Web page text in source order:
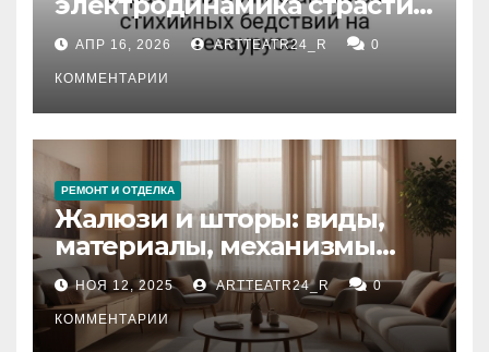
влияние анализа
стихийных бедствий на
тезауруса
АПР 16, 2026 ARTTEATR24_R 0
КОММЕНТАРИИ
РЕМОНТ И ОТДЕЛКА
Жалюзи и шторы: виды,
материалы, механизмы
управления и уход
НОЯ 12, 2025 ARTTEATR24_R 0
КОММЕНТАРИИ